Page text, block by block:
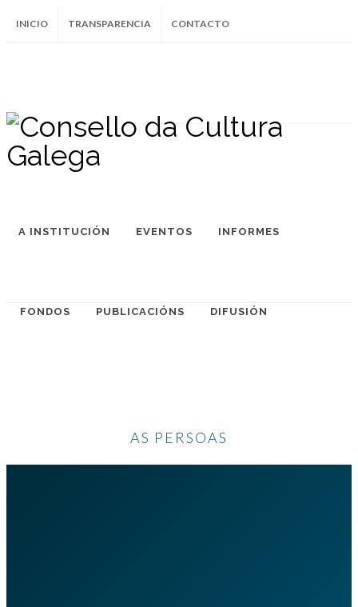
INICIO TRANSPARENCIA CONTACTO
InstagramFacebookTwitter Soundcloud
Youtube
A INSTITUCIÓN EVENTOS INFORMES
FONDOS PUBLICACIÓNS DIFUSIÓN
AS PERSOAS